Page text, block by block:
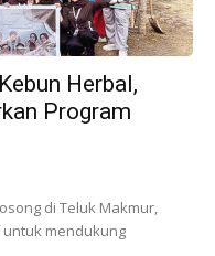
Herbal,
Program
di Teluk Makmur,
untuk mendukung